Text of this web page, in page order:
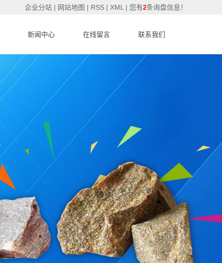
企业分站 | 网站地图 | RSS | XML | 您有2条询盘信息！
新闻中心 在线留言 联系我们